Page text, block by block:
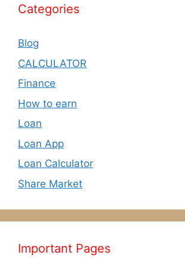
Categories
Blog
CALCULATOR
Finance
How to earn
Loan
Loan App
Loan Calculator
Share Market
Important Pages